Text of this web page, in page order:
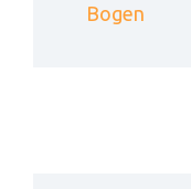
Bogen